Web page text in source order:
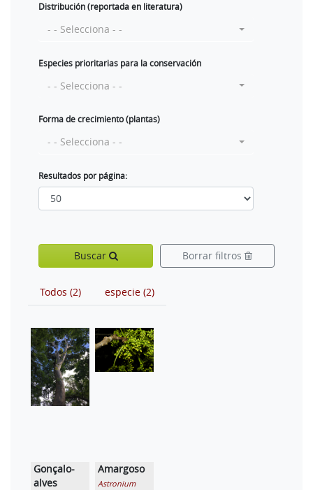
Distribución (reportada en literatura)
- - Selecciona - -
Especies prioritarias para la conservación
- - Selecciona - -
Forma de crecimiento (plantas)
- - Selecciona - -
Resultados por página:
Buscar Borrar filtros
Todos (2) especie (2)
Gonçalo-
alves
Amargoso
Astronium